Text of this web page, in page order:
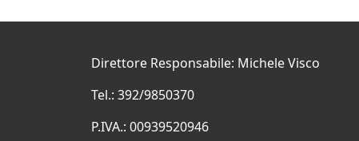
Direttore Responsabile: Michele Visco
Tel.: 392/9850370
P.IVA.: 00939520946